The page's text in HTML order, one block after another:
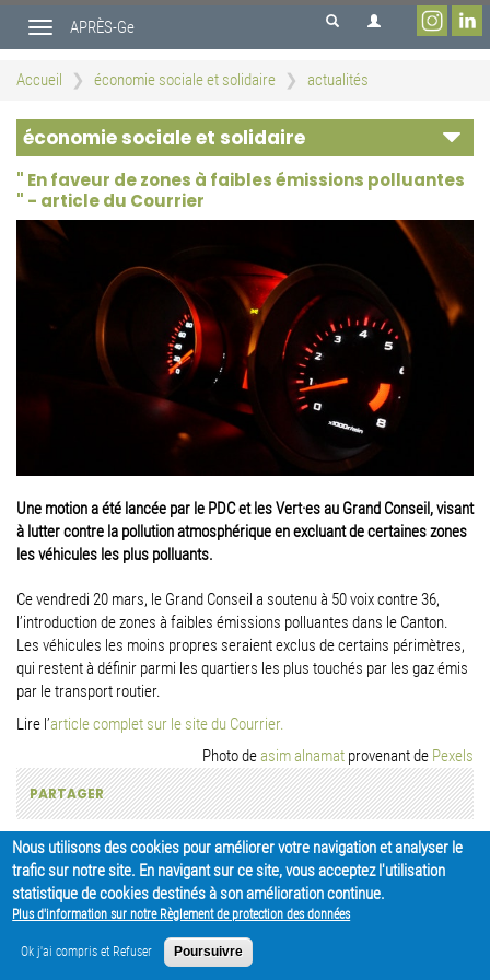
contenu
Toggle
navigation
APRÈS-Ge
Accueil économie sociale et solidaire actualités
économie sociale et solidaire
" En faveur de zones à faibles émissions polluantes
" - article du Courrier
Une motion a été lancée par le PDC et les Vert·es au Grand Conseil, visant
à lutter contre la pollution atmosphérique en excluant de certaines zones
les véhicules les plus polluants.
Ce vendredi 20 mars, le Grand Conseil a soutenu à 50 voix contre 36,
l’introduction de zones à faibles émissions polluantes dans le Canton.
Les véhicules les moins propres seraient exclus de certains périmètres,
qui restent à définir parmi les quartiers les plus touchés par les gaz émis
par le transport routier.
Lire l’article complet sur le site du Courrier.
Photo deasim alnamat provenant de Pexels
PARTAGER
Nous utilisons des cookies pour améliorer votre navigation et analyser le
trafic sur notre site. En navigant sur ce site, vous acceptez l'utilisation
statistique de cookies destinés à son amélioration continue.
Plus d'information sur notre Règlement de protection des données
Ok j'ai compris et Refuser Poursuivre